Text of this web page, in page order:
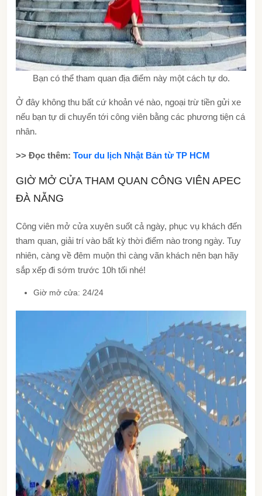
Bạn có thể tham quan địa điểm này một cách tự do.
Ở đây không thu bất cứ khoản vé nào, ngoại trừ tiền gửi xe
nếu bạn tự di chuyển tới công viên bằng các phương tiện cá
nhân.
>> Đọc thêm: Tour du lịch Nhật Bản từ TP HCM
GIỜ MỞ CỬA THAM QUAN CÔNG VIÊN APEC
ĐÀ NẴNG
Công viên mở cửa xuyên suốt cả ngày, phục vụ khách đến
tham quan, giải trí vào bất kỳ thời điểm nào trong ngày. Tuy
nhiên, càng về đêm muộn thì càng vãn khách nên bạn hãy
sắp xếp đi sớm trước 10h tối nhé!
Giờ mở cửa: 24/24